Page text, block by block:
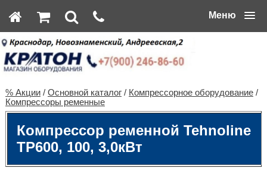
Меню
% Акции/ Основной каталог/ Компрессорное оборудование/
Компрессоры ременные
Компрессор ременной Tehnoline
ТР600, 100, 3,0кВт